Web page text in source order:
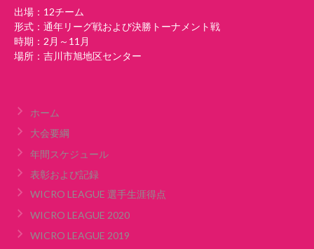
出場：12チーム
形式：通年リーグ戦および決勝トーナメント戦
時期：2月～11月
場所：吉川市旭地区センター
ホーム
大会要綱
年間スケジュール
表彰および記録
WICRO LEAGUE 選手生涯得点
WICRO LEAGUE 2020
WICRO LEAGUE 2019